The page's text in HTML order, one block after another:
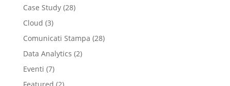
Case Study(28)
Cloud (3)
Comunicati Stampa (28)
Data Analytics (2)
Eventi (7)